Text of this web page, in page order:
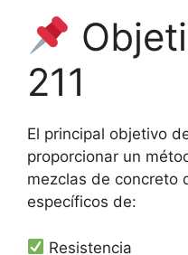
211
El principal objetivo
proporcionar un
mezclas de concreto
específicos de:
Resistencia